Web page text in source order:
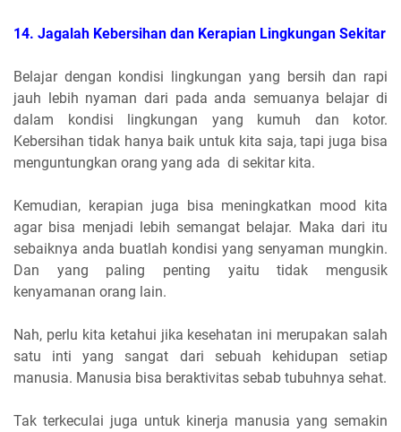
14. Jagalah Kebersihan dan Kerapian Lingkungan Sekitar
Belajar dengan kondisi lingkungan yang bersih dan rapi
jauh lebih nyaman dari pada anda semuanya belajar di
dalam kondisi lingkungan yang kumuh dan kotor.
Kebersihan tidak hanya baik untuk kita saja, tapi juga bisa
menguntungkan orang yang ada di sekitar kita.
Kemudian, kerapian juga bisa meningkatkan mood kita
agar bisa menjadi lebih semangat belajar. Maka dari itu
sebaiknya anda buatlah kondisi yang senyaman mungkin.
Dan yang paling penting yaitu tidak mengusik
kenyamanan orang lain.
Nah, perlu kita ketahui jika kesehatan ini merupakan salah
satu inti yang sangat dari sebuah kehidupan setiap
manusia. Manusia bisa beraktivitas sebab tubuhnya sehat.
Tak terkeculai juga untuk kinerja manusia yang semakin